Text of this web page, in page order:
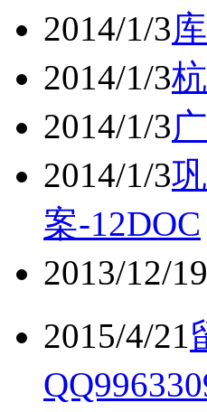
2014/1/3
2014/1/3
2014/1/3
2014/1/3
案-12DOC
2013/12/19
2015/4/21